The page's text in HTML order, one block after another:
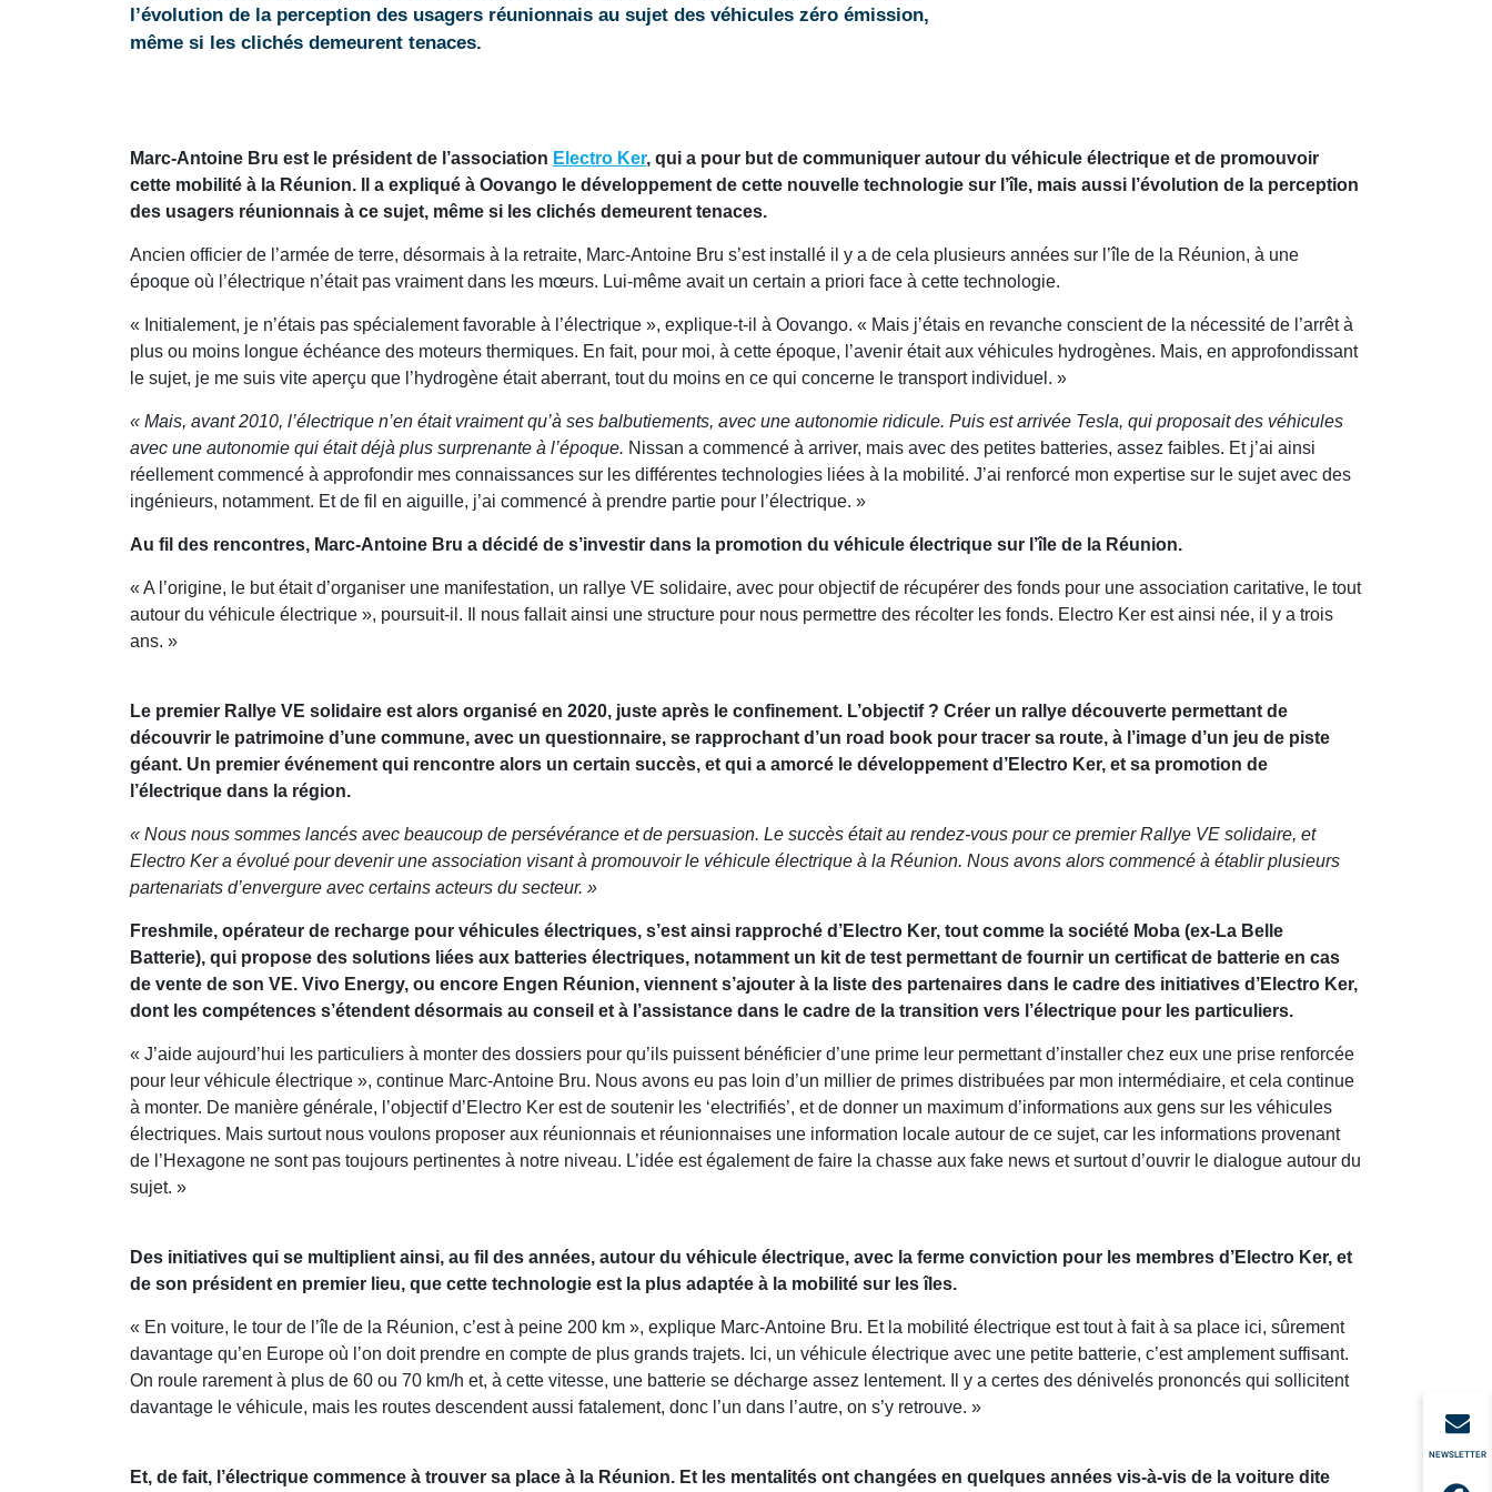
NEWSLETTER
l’évolution de la perception des usagers réunionnais au sujet des véhicules zéro émission,
même si les clichés demeurent tenaces.
Marc-Antoine Bru est le président de l’association Electro Ker, qui a pour but de communiquer autour du véhicule électrique et de promouvoir
cette mobilité à la Réunion. Il a expliqué à Oovango le développement de cette nouvelle technologie sur l’île, mais aussi l’évolution de la perception
des usagers réunionnais à ce sujet, même si les clichés demeurent tenaces.
Ancien officier de l’armée de terre, désormais à la retraite, Marc-Antoine Bru s’est installé il y a de cela plusieurs années sur l’île de la Réunion, à une
époque où l’électrique n’était pas vraiment dans les mœurs. Lui-même avait un certain a priori face à cette technologie.
« Initialement, je n’étais pas spécialement favorable à l’électrique », explique-t-il à Oovango. « Mais j’étais en revanche conscient de la nécessité de l’arrêt à
plus ou moins longue échéance des moteurs thermiques. En fait, pour moi, à cette époque, l’avenir était aux véhicules hydrogènes. Mais, en approfondissant
le sujet, je me suis vite aperçu que l’hydrogène était aberrant, tout du moins en ce qui concerne le transport individuel. »
« Mais, avant 2010, l’électrique n’en était vraiment qu’à ses balbutiements, avec une autonomie ridicule. Puis est arrivée Tesla, qui proposait des véhicules
avec une autonomie qui était déjà plus surprenante à l’époque. Nissan a commencé à arriver, mais avec des petites batteries, assez faibles. Et j’ai ainsi
réellement commencé à approfondir mes connaissances sur les différentes technologies liées à la mobilité. J’ai renforcé mon expertise sur le sujet avec des
ingénieurs, notamment. Et de fil en aiguille, j’ai commencé à prendre partie pour l’électrique. »
Au fil des rencontres, Marc-Antoine Bru a décidé de s’investir dans la promotion du véhicule électrique sur l’île de la Réunion.
« A l’origine, le but était d’organiser une manifestation, un rallye VE solidaire, avec pour objectif de récupérer des fonds pour une association caritative, le tout
autour du véhicule électrique », poursuit-il. Il nous fallait ainsi une structure pour nous permettre des récolter les fonds. Electro Ker est ainsi née, il y a trois
ans. »
Le premier Rallye VE solidaire est alors organisé en 2020, juste après le confinement. L’objectif ? Créer un rallye découverte permettant de
découvrir le patrimoine d’une commune, avec un questionnaire, se rapprochant d’un road book pour tracer sa route, à l’image d’un jeu de piste
géant. Un premier événement qui rencontre alors un certain succès, et qui a amorcé le développement d’Electro Ker, et sa promotion de
l’électrique dans la région.
« Nous nous sommes lancés avec beaucoup de persévérance et de persuasion. Le succès était au rendez-vous pour ce premier Rallye VE solidaire, et
Electro Ker a évolué pour devenir une association visant à promouvoir le véhicule électrique à la Réunion. Nous avons alors commencé à établir plusieurs
partenariats d’envergure avec certains acteurs du secteur. »
Freshmile, opérateur de recharge pour véhicules électriques, s’est ainsi rapproché d’Electro Ker, tout comme la société Moba (ex-La Belle
Batterie), qui propose des solutions liées aux batteries électriques, notamment un kit de test permettant de fournir un certificat de batterie en cas
de vente de son VE. Vivo Energy, ou encore Engen Réunion, viennent s’ajouter à la liste des partenaires dans le cadre des initiatives d’Electro Ker,
dont les compétences s’étendent désormais au conseil et à l’assistance dans le cadre de la transition vers l’électrique pour les particuliers.
« J’aide aujourd’hui les particuliers à monter des dossiers pour qu’ils puissent bénéficier d’une prime leur permettant d’installer chez eux une prise renforcée
pour leur véhicule électrique », continue Marc-Antoine Bru. Nous avons eu pas loin d’un millier de primes distribuées par mon intermédiaire, et cela continue
à monter. De manière générale, l’objectif d’Electro Ker est de soutenir les ‘electrifiés’, et de donner un maximum d’informations aux gens sur les véhicules
électriques. Mais surtout nous voulons proposer aux réunionnais et réunionnaises une information locale autour de ce sujet, car les informations provenant
de l’Hexagone ne sont pas toujours pertinentes à notre niveau. L’idée est également de faire la chasse aux fake news et surtout d’ouvrir le dialogue autour du
sujet. »
Des initiatives qui se multiplient ainsi, au fil des années, autour du véhicule électrique, avec la ferme conviction pour les membres d’Electro Ker, et
de son président en premier lieu, que cette technologie est la plus adaptée à la mobilité sur les îles.
« En voiture, le tour de l’île de la Réunion, c’est à peine 200 km », explique Marc-Antoine Bru. Et la mobilité électrique est tout à fait à sa place ici, sûrement
davantage qu’en Europe où l’on doit prendre en compte de plus grands trajets. Ici, un véhicule électrique avec une petite batterie, c’est amplement suffisant.
On roule rarement à plus de 60 ou 70 km/h et, à cette vitesse, une batterie se décharge assez lentement. Il y a certes des dénivelés prononcés qui sollicitent
davantage le véhicule, mais les routes descendent aussi fatalement, donc l’un dans l’autre, on s’y retrouve. »
Et, de fait, l’électrique commence à trouver sa place à la Réunion. Et les mentalités ont changées en quelques années vis-à-vis de la voiture dite